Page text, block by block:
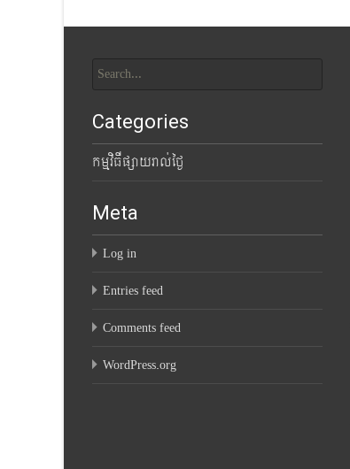
for:
Categories
កម្មវិធីផ្សាយរាល់ថ្ងៃ
Meta
Log in
Entries feed
Comments feed
WordPress.org